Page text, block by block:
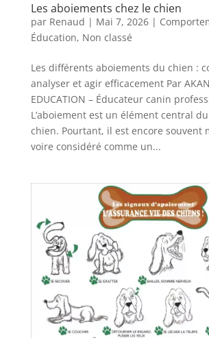
Les aboiements chez le chien
par Renaud | Mai 7, 2026|
Éducation, Non classé
Les différents aboiements du chien :
analyser et agir efficacement Par
EDUCATION – Éducateur canin
L’aboiement est un élément central
chien. Pourtant, il est encore souvent
voire considéré comme un...